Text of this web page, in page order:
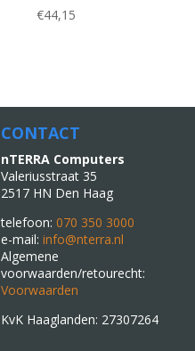
€44,15
CONTACT
nTERRA Computers
Valeriusstraat 35
2517 HN Den Haag
telefoon:070 350 3000
e-mail:info@nterra.nl
Algemene
voorwaarden/retourecht:
Voorwaarden
KvK Haaglanden: 27307264